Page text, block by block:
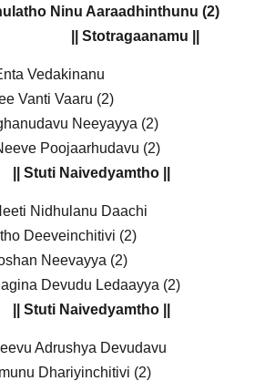
Ninu Aaraadhinthunu (2)
||
Vedakinanu
Vanti Vaaru (2)
Neeyayya (2)
Poojaarhudavu (2)
||
Nidhulanu Daachi
Deeveinchitivi (2)
Neevayya (2)
Devudu Ledaayya (2)
||
Adrushya Devudavu
Dhariyinchitivi (2)